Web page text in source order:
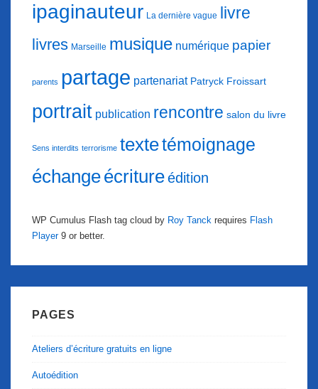
ipaginauteur La dernière vague livre
livres Marseille musique numérique papier
parents partage partenariat Patryck Froissart
portrait publication rencontre salon du livre
Sens interdits terrorisme textetémoignage
échangeécritureédition
WP Cumulus Flash tag cloud by Roy Tanck requires Flash
Player9 or better.
PAGES
Ateliers d’écriture gratuits en ligne
Autoédition